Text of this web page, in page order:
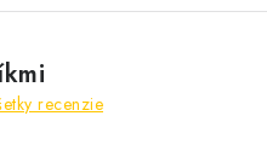
recenzie